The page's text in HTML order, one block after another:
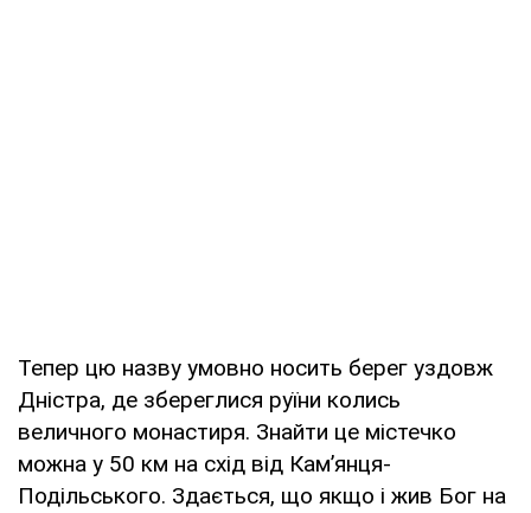
Тепер цю назву умовно носить берег уздовж
Дністра, де збереглися руїни колись
величного монастиря. Знайти це містечко
можна у 50 км на схід від Кам’янця-
Подільського. Здається, що якщо і жив Бог на